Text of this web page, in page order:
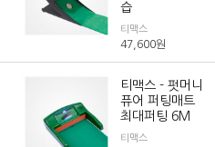
습
티맥스
47,600원
티맥스 - 펏머니
퓨어 퍼팅매트
최대퍼팅 6M
티맥스